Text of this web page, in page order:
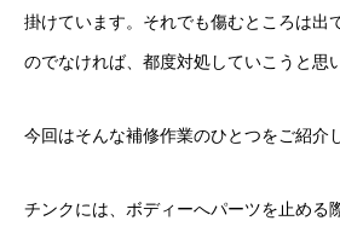
掛けています。それでも傷むところは出
のでなければ、都度対処していこうと思
今回はそんな補修作業のひとつをご紹介
チンクには、ボディーへパーツを止める